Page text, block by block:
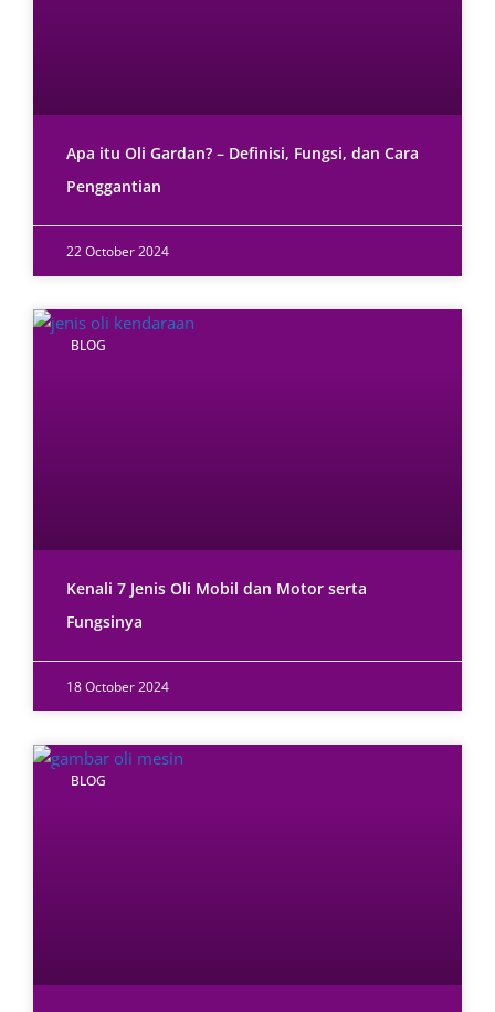
Apa itu Oli Gardan? – Definisi, Fungsi, dan Cara
Penggantian
22 October 2024
BLOG
Kenali 7 Jenis Oli Mobil dan Motor serta
Fungsinya
18 October 2024
BLOG